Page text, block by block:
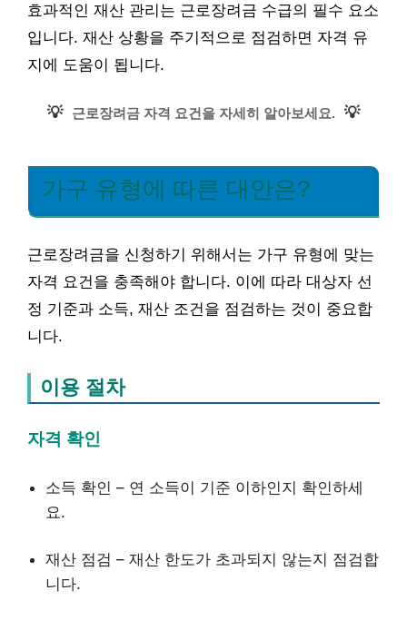
효과적인 재산 관리는 근로장려금 수급의 필수 요소
입니다. 재산 상황을 주기적으로 점검하면 자격 유
지에 도움이 됩니다.
💡 근로장려금 자격 요건을 자세히 알아보세요. 💡
가구 유형에 따른 대안은?
근로장려금을 신청하기 위해서는 가구 유형에 맞는
자격 요건을 충족해야 합니다. 이에 따라 대상자 선
정 기준과 소득, 재산 조건을 점검하는 것이 중요합
니다.
이용 절차
자격 확인
소득 확인 – 연 소득이 기준 이하인지 확인하세
요.
재산 점검 – 재산 한도가 초과되지 않는지 점검합
니다.